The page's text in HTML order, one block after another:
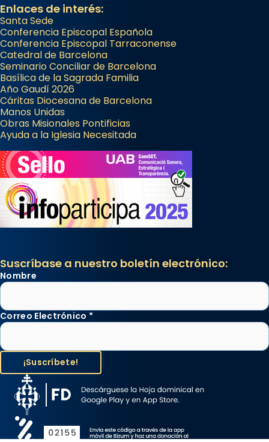
Enlaces de interés:
Santa Sede
Conferencia Episcopal Española
Conferencia Episcopal Tarraconense
Catedral de Barcelona
Seminario Conciliar de Barcelona
Basílica de la Sagrada Familia
Año Gaudí 2026
Cáritas Diocesana de Barcelona
Manos Unidas
Obras Misionales Pontificias
Ayuda a la Iglesia Necesitada
Suscríbase a nuestro boletín electrónico:
Nombre
Correo Electrónico *